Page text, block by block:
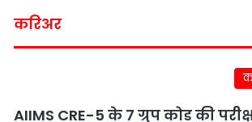
करिअर
AIIMS CRE-5 के 7 ग्रुप कोड की